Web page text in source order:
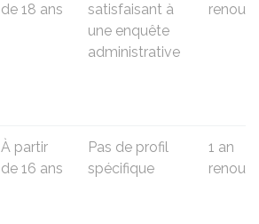
de 18 ans
satisfaisant à
une enquête
administrative
À partir
de 16 ans
Pas de profil
spécifique
1 an